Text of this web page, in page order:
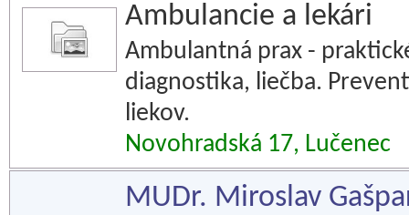
Ambulancie a lekári
Ambulantná prax -
diagnostika, liečba.
liekov.
Novohradská 17, Lučenec
MUDr. Miroslav